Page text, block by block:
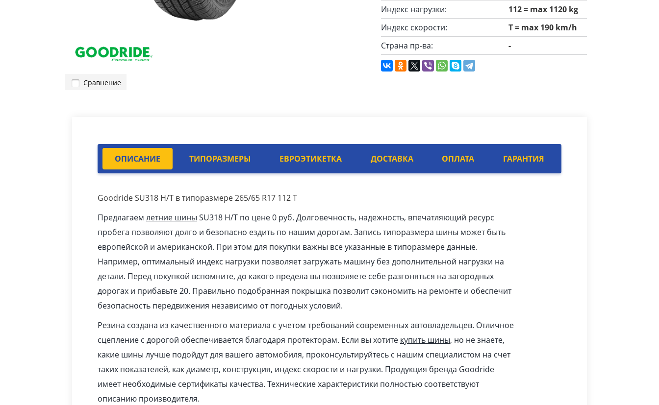
Сравнение
Индекс нагрузки:
112 = max 1120 kg
Индекс скорости:
T = max 190 km/h
Страна пр-ва:
-
ОПИСАНИЕ ТИПОРАЗМЕРЫ ЕВРОЭТИКЕТКА ДОСТАВКА ОПЛАТА ГАРАНТИЯ
Goodride SU318 H/T в типоразмере 265/65 R17 112 T
Предлагаем летние шины SU318 H/T по цене 0 руб. Долговечность, надежность, впечатляющий ресурс
пробега позволяют долго и безопасно ездить по нашим дорогам. Запись типоразмера шины может быть
европейской и американской. При этом для покупки важны все указанные в типоразмере данные.
Например, оптимальный индекс нагрузки позволяет загружать машину без дополнительной нагрузки на
детали. Перед покупкой вспомните, до какого предела вы позволяете себе разгоняться на загородных
дорогах и прибавьте 20. Правильно подобранная покрышка позволит сэкономить на ремонте и обеспечит
безопасность передвижения независимо от погодных условий.
Резина создана из качественного материала с учетом требований современных автовладельцев. Отличное
сцепление с дорогой обеспечивается благодаря протекторам. Если вы хотите купить шины, но не знаете,
какие шины лучше подойдут для вашего автомобиля, проконсультируйтесь с нашим специалистом на счет
таких показателей, как диаметр, конструкция, индекс скорости и нагрузки. Продукция бренда Goodride
имеет необходимые сертификаты качества. Технические характеристики полностью соответствуют
описанию производителя.